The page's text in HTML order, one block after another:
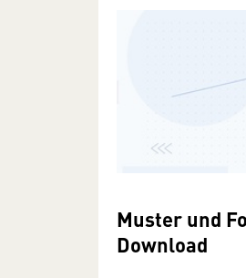
Muster und
Download